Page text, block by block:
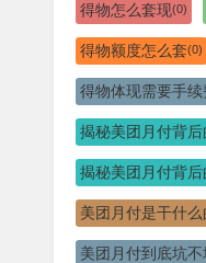
得物怎么套现(0)
得物额度怎么套(0)
得物体现需要手续
揭秘美团月付背
揭秘美团月付背
美团月付是干什么
美团月付到底坑不